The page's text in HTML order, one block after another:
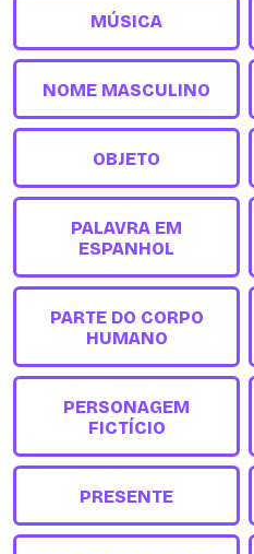
MÚSICA
NOME MASCULINO
OBJETO
PALAVRA EM
ESPANHOL
PARTE DO CORPO
HUMANO
PERSONAGEM
FICTÍCIO
PRESENTE